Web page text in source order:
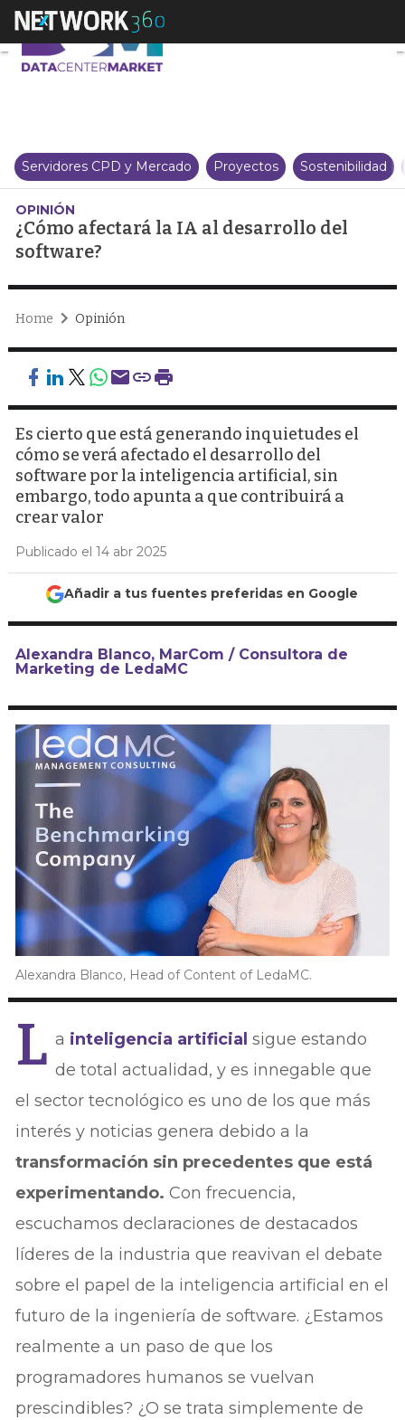
¿Cómo afectará la IA al
Servidores CPD y Mercado Proyectos Sostenibilidad
OPINIÓN
¿Cómo afectará la IA al desarrollo del
software?
Home Opinión
Es cierto que está generando inquietudes el
cómo se verá afectado el desarrollo del
software por la inteligencia artificial, sin
embargo, todo apunta a que contribuirá a
crear valor
Publicado el 14 abr 2025
Añadir a tus fuentes preferidas en Google
Alexandra Blanco, MarCom / Consultora de
Marketing de LedaMC
Alexandra Blanco, Head of Content of LedaMC.
L a inteligencia artificial sigue estando
de total actualidad, y es innegable que
el sector tecnológico es uno de los que más
interés y noticias genera debido a la
transformación sin precedentes que está
experimentando.Con frecuencia,
escuchamos declaraciones de destacados
líderes de la industria que reavivan el debate
sobre el papel de la inteligencia artificial en el
futuro de la ingeniería de software. ¿Estamos
realmente a un paso de que los
programadores humanos se vuelvan
prescindibles? ¿O se trata simplemente de